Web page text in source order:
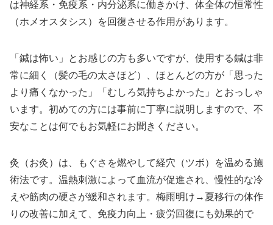
は神経系・免疫系・内分泌系に働きかけ、体全体の恒常性
（ホメオスタシス）を回復させる作用があります。
「鍼は怖い」とお感じの方も多いですが、使用する鍼は非
常に細く（髪の毛の太さほど）、ほとんどの方が「思った
より痛くなかった」「むしろ気持ちよかった」とおっしゃ
います。初めての方には事前に丁寧に説明しますので、不
安なことは何でもお気軽にお聞きください。
灸（お灸）は、もぐさを燃やして経穴（ツボ）を温める施
術法です。温熱刺激によって血流が促進され、慢性的な冷
えや筋肉の硬さが緩和されます。梅雨明け→夏移行の体作
りの改善に加えて、免疫力向上・疲労回復にも効果的で